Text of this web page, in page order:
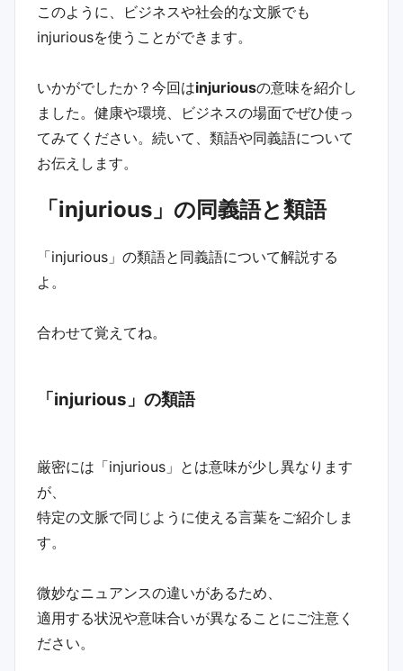
このように、ビジネスや社会的な文脈でも
injuriousを使うことができます。
いかがでしたか？今回はinjuriousの意味を紹介し
ました。健康や環境、ビジネスの場面でぜひ使っ
てみてください。続いて、類語や同義語について
お伝えします。
「injurious」の同義語と類語
「injurious」の類語と同義語について解説する
よ。
合わせて覚えてね。
「injurious」の類語
厳密には「injurious」とは意味が少し異なります
が、
特定の文脈で同じように使える言葉をご紹介しま
す。
微妙なニュアンスの違いがあるため、
適用する状況や意味合いが異なることにご注意く
ださい。